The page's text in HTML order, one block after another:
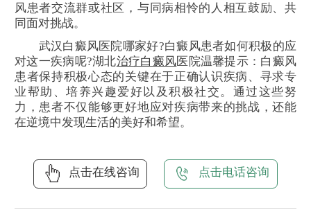
风患者交流群或社区，与同病相怜的人相互鼓励、共
同面对挑战。
武汉白癜风医院哪家好?白癜风患者如何积极的应
对这一疾病呢?湖北治疗白癜风医院温馨提示：白癜风
患者保持积极心态的关键在于正确认识疾病、寻求专
业帮助、培养兴趣爱好以及积极社交。通过这些努
力，患者不仅能够更好地应对疾病带来的挑战，还能
在逆境中发现生活的美好和希望。
点击在线咨询 点击电话咨询